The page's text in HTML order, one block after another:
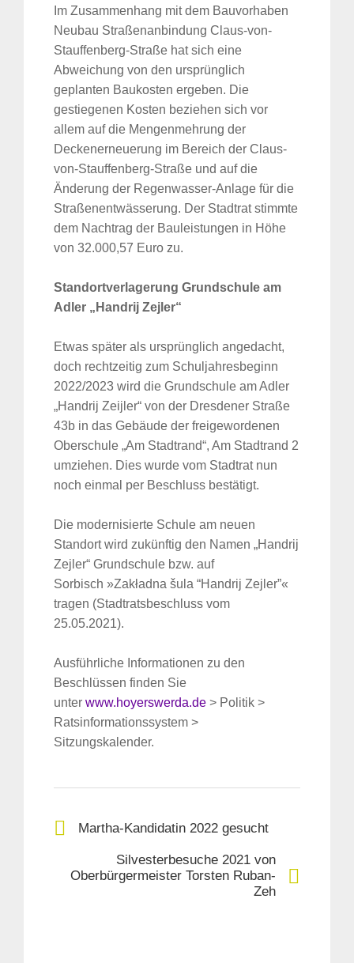
Im Zusammenhang mit dem Bauvorhaben
Neubau Straßenanbindung Claus-von-
Stauffenberg-Straße hat sich eine
Abweichung von den ursprünglich
geplanten Baukosten ergeben. Die
gestiegenen Kosten beziehen sich vor
allem auf die Mengenmehrung der
Deckenerneuerung im Bereich der Claus-
von-Stauffenberg-Straße und auf die
Änderung der Regenwasser-Anlage für die
Straßenentwässerung. Der Stadtrat stimmte
dem Nachtrag der Bauleistungen in Höhe
von 32.000,57 Euro zu.
Standortverlagerung Grundschule am
Adler „Handrij Zejler“
Etwas später als ursprünglich angedacht,
doch rechtzeitig zum Schuljahresbeginn
2022/2023 wird die Grundschule am Adler
„Handrij Zeijler“ von der Dresdener Straße
43b in das Gebäude der freigewordenen
Oberschule „Am Stadtrand“, Am Stadtrand 2
umziehen. Dies wurde vom Stadtrat nun
noch einmal per Beschluss bestätigt.
Die modernisierte Schule am neuen
Standort wird zukünftig den Namen „Handrij
Zejler“ Grundschule bzw. auf
Sorbisch »Zakładna šula “Handrij Zejler”«
tragen (Stadtratsbeschluss vom
25.05.2021).
Ausführliche Informationen zu den
Beschlüssen finden Sie
unter www.hoyerswerda.de > Politik >
Ratsinformationssystem >
Sitzungskalender.
Martha-Kandidatin 2022 gesucht
Silvesterbesuche 2021 von
Oberbürgermeister Torsten Ruban-
Zeh